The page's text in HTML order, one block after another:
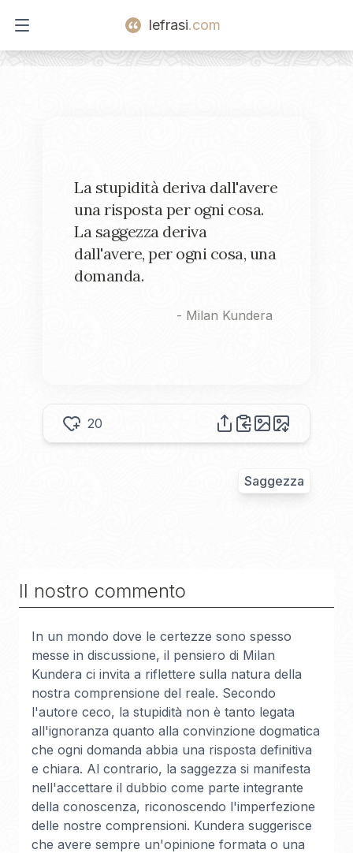
Open main menu
lefrasi.com
La stupidità deriva dall'avere
una risposta per ogni cosa.
La saggezza deriva
dall'avere, per ogni cosa, una
domanda.
- Milan Kundera
20
Saggezza
Il nostro commento
In un mondo dove le certezze sono spesso
messe in discussione, il pensiero di Milan
Kundera ci invita a riflettere sulla natura della
nostra comprensione del reale. Secondo
l'autore ceco, la stupidità non è tanto legata
all'ignoranza quanto alla convinzione dogmatica
che ogni domanda abbia una risposta definitiva
e chiara. Al contrario, la saggezza si manifesta
nell'accettare il dubbio come parte integrante
della conoscenza, riconoscendo l'imperfezione
delle nostre comprensioni. Kundera suggerisce
che avere sempre un'opinione formata o una